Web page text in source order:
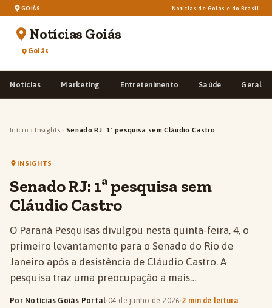
GOIÁS Notícias de Goiás e do Brasil
Notícias Goiás
Goiás
Notícias Marketing Entretenimento Saúde Geral
Início › Insights › Senado RJ: 1ª pesquisa sem Cláudio Castro
INSIGHTS
Senado RJ: 1ª pesquisa sem
Cláudio Castro
O Paraná Pesquisas divulgou nesta quinta-feira, 4, o
primeiro levantamento para o Senado do Rio de
Janeiro após a desistência de Cláudio Castro. A
pesquisa traz uma preocupação a mais…
Por Notícias Goiás Portal· 04 de junho de 2026·2 min de leitura